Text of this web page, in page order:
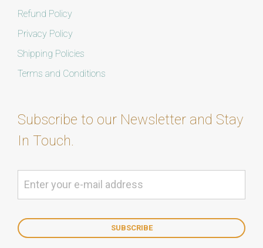
Refund Policy
Privacy Policy
Shipping Policies
Terms and Conditions
Subscribe to our Newsletter and Stay
In Touch.